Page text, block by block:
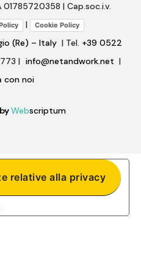
01785720358 | Cap.soc.i.v.
| Cookie Policy
(Re) – Italy | Tel. +39 0522
| info@netandwork.net |
con noi
byWebscriptum
relative alla privacy